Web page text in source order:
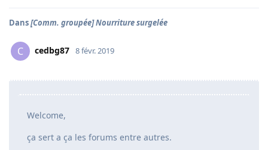
Dans[Comm. groupée] Nourriture surgelée
C cedbg87 8 févr. 2019
Welcome,
ça sert a ça les forums entre autres.